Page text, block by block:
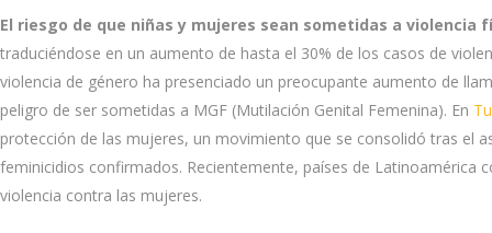
El riesgo de que niñas y mujeres sean sometidas a
traduciéndose en un aumento de hasta el 30% de los casos de
violencia de género ha presenciado un preocupante aumento de
peligro de ser sometidas a MGF (Mutilación Genital Femenina). En
protección de las mujeres, un movimiento que se consolidó tras el
feminicidios confirmados. Recientemente, países de
violencia contra las mujeres.